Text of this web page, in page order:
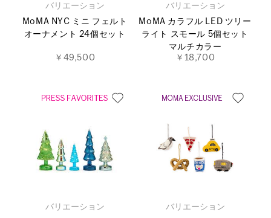
バリエーション
MoMA NYC ミニ フェルト
オーナメント 24個セット
￥49,500
バリエーション
MoMA カラフル LED ツリー
ライト スモール 5個セット
マルチカラー
￥18,700
バリエーション
バリエーション